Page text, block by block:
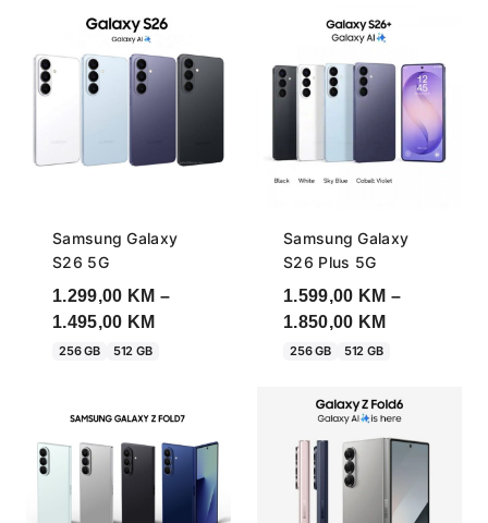
Samsung Galaxy
S26 5G
1.299,00 KM –
1.495,00 KMPrice
1.495,00 KM
256 GB 512 GB
Samsung Galaxy
S26 Plus 5G
1.599,00 KM –
1.850,00 KMPrice
through
1.850,00 KM
256 GB 512 GB